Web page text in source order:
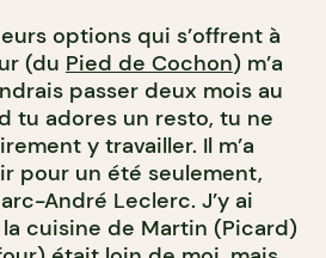
options qui s’offrent à
(du Pied de Cochon) m’a
passer deux mois au
tu adores un resto, tu ne
y travailler. Il m’a
pour un été seulement,
André Leclerc. J’y ai
cuisine de Martin (Picard)